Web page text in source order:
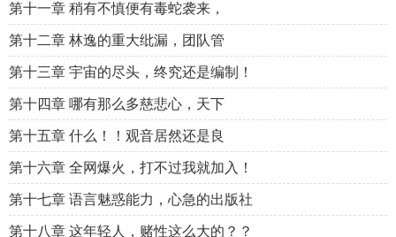
第十一章 稍有不慎便有毒蛇袭来，
第十二章 林逸的重大纰漏，团队管
第十三章 宇宙的尽头，终究还是编制！
第十四章 哪有那么多慈悲心，天下
第十五章 什么！！观音居然还是良
第十六章 全网爆火，打不过我就加入！
第十七章 语言魅惑能力，心急的出版社
第十八章 这年轻人，赌性这么大的？？